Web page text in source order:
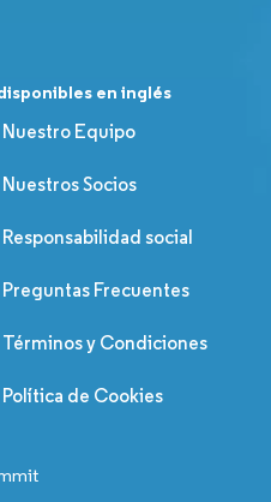
en inglés
Nuestro Equipo
Nuestros Socios
Responsabilidad social
Preguntas Frecuentes
Términos y Condiciones
Política de Cookies